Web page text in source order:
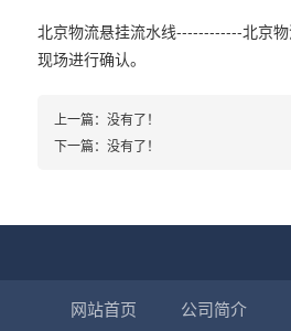
北京物流悬挂流水线------------北京
现场进行确认。
上一篇：没有了！
下一篇：没有了！
网站首页 公司简介